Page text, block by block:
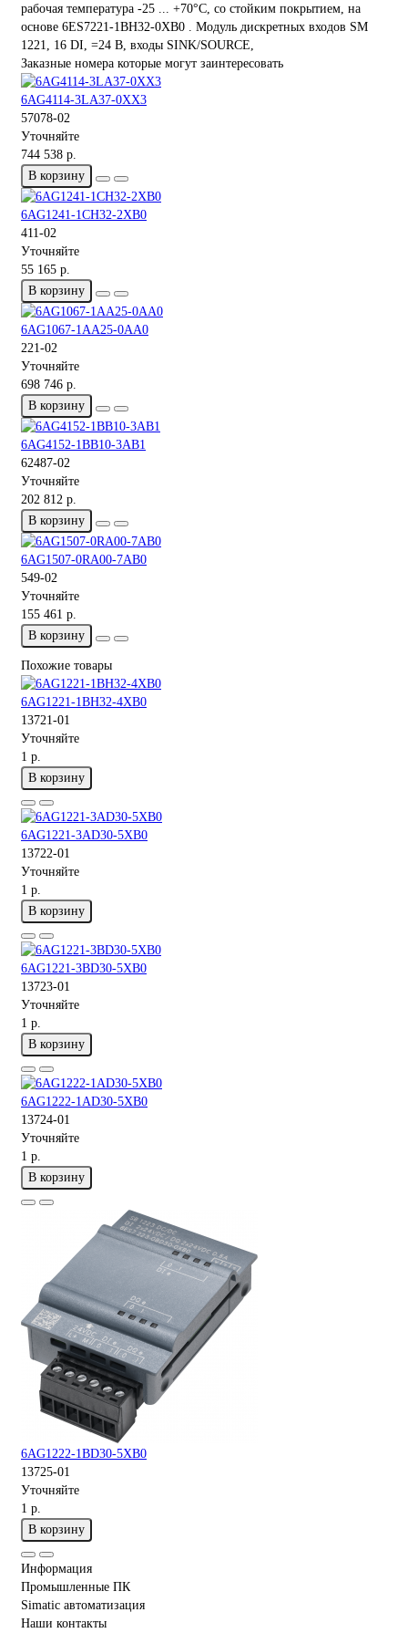
рабочая температура -25 ... +70°C, со стойким покрытием, на
основе 6ES7221-1BH32-0XB0 . Модуль дискретных входов SM
1221, 16 DI, =24 В, входы SINK/SOURCE,
Заказные номера которые могут заинтересовать
6AG4114-3LA37-0XX3
57078-02
Уточняйте
744 538 р.
В корзину
6AG1241-1CH32-2XB0
411-02
Уточняйте
55 165 р.
В корзину
6AG1067-1AA25-0AA0
221-02
Уточняйте
698 746 р.
В корзину
6AG4152-1BB10-3AB1
62487-02
Уточняйте
202 812 р.
В корзину
6AG1507-0RA00-7AB0
549-02
Уточняйте
155 461 р.
В корзину
Похожие товары
6AG1221-1BH32-4XB0
13721-01
Уточняйте
1 р.
В корзину
6AG1221-3AD30-5XB0
13722-01
Уточняйте
1 р.
В корзину
6AG1221-3BD30-5XB0
13723-01
Уточняйте
1 р.
В корзину
6AG1222-1AD30-5XB0
13724-01
Уточняйте
1 р.
В корзину
6AG1222-1BD30-5XB0
13725-01
Уточняйте
1 р.
В корзину
Информация
Промышленные ПК
Simatic автоматизация
Наши контакты